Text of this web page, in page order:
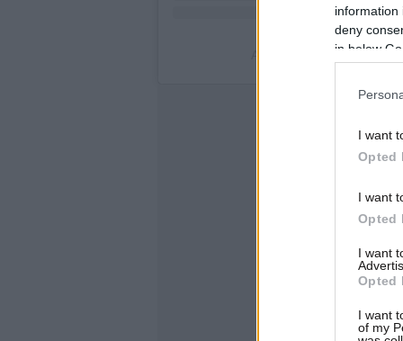
information
deny
in below
I want
Opted
I want
Opted
I want
Opted
I want
of my